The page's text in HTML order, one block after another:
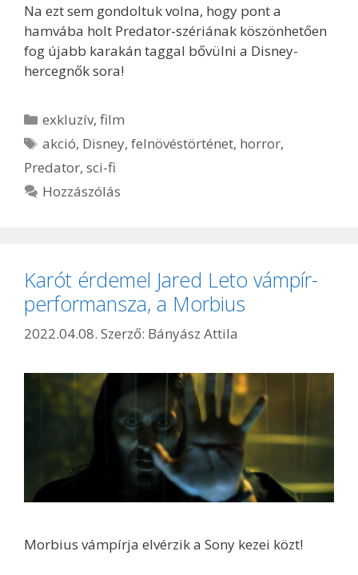
Na ezt sem gondoltuk volna, hogy pont a
hamvába holt Predator-szériának köszönhetően
fog újabb karakán taggal bővülni a Disney-
hercegnők sora!
Kategória
exkluzív,film
Címkék
akció, Disney,felnövéstörténet, horror,
Predator, sci-fi
Hozzászólás
Karót érdemel Jared Leto vámpír-
performansza, a Morbius
2022.04.08. Szerző: Bányász Attila
Morbius vámpírja elvérzik a Sony kezei közt!